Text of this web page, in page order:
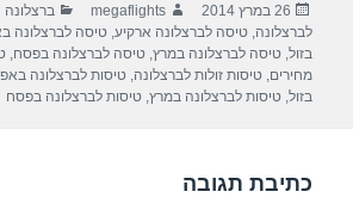
e
b
o
k
gr
a
m
s
A
p
e
פורסם
בתאריך
26 במרץ 2014 מחבר
megaflights קטגוריות
ברצלונה
לברצלונה,טיסה לברצלונה ארקיע,טיסה לברצלונה
בזול,טיסה לברצלונה במרץ,טיסה לברצלונה בפסח,
מחירים,טיסות זולות לברצלונה,טיסות לברצלונה
בזול,טיסות לברצלונה במרץ,טיסות לברצלונה בפסח
כתיבת תגובה